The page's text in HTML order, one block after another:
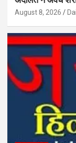
August 8, 2026